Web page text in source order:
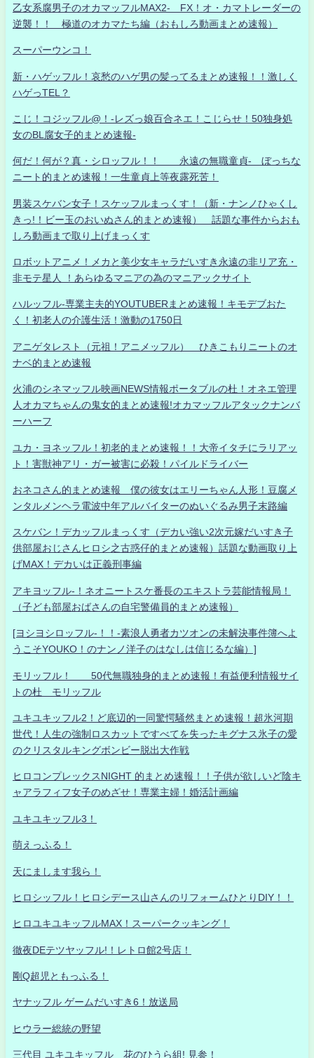
乙女系腐男子のオカマッフルMAX2- FX！オ・カマトレーダーの
逆襲！！ 極道のオカマたち編（おもしろ動画まとめ速報）
スーパーウンコ！
新・ハゲッフル！哀愁のハゲ男の髪ってるまとめ速報！！激しく
ハゲっTEL？
こじ！コジッフル@！-レズっ娘百合ネエ！こじらせ！50独身処
女のBL腐女子的まとめ速報-
何だ！何が？真・シロッフル！！ 永遠の無職童貞- ぼっちな
ニート的まとめ速報！一生童貞上等夜露死苦！
男装スケバン女子！スケッフルまっくす！（新・ナンノひゃくし
きっ!！ビー玉のおいぬさん的まとめ速報） 話題な事件からおも
しろ動画まで取り上げまっくす
ロボットアニメ！メカと美少女キャラだいすき永遠の非リア充・
非モテ星人 ！あらゆるマニアの為のマニアックサイト
ハルッフル-専業主夫的YOUTUBERまとめ速報！キモデブおた
く！初老人の介護生活！激動の1750日
アニゲタレスト（元祖！アニメッフル） ひきこもりニートのオ
ナベ的まとめ速報
火浦のシネマッフル映画NEWS情報ポータブルの杜！オネエ管理
人オカマちゃんの鬼女的まとめ速報!オカマッフルアタックナンバ
ーハーフ
ユカ・ヨネッフル！初老的まとめ速報！！大帝イタチにラリアッ
ト！害獣神アリ・ガー被害に必殺！パイルドライバー
おネコさん的まとめ速報 僕の彼女はエリーちゃん人形！豆腐メ
ンタルメンヘラ電波中年アルバイターのぬいぐるみ男子末路編
スケバン！デカッフルまっくす（デカい強い2次元嫁だいすき子
供部屋おじさんヒロシ之古惑仔的まとめ速報）話題な動画取り上
げMAX！デカいは正義刑事編
アキヨッフル-！ネオニートスケ番長のエキストラ芸能情報局！
（子ども部屋おばさんの自宅警備員的まとめ速報）
[ヨシヨシロッフル-！！-素浪人勇者カツオンの未解決事件簿へよ
うこそYOUKO！のナンノ洋子のはなしは信じるな編）]
モリッフル！ 50代無職独身的まとめ速報！有益便利情報サイ
トの杜 モリッフル
ユキユキッフル2！ど底辺的一同驚愕騒然まとめ速報！超氷河期
世代！人生の強制ロスカットですべてを失ったキグナス氷子の愛
のクリスタルキングボンビー脱出大作戦
ヒロコンプレックスNIGHT 的まとめ速報！！子供が欲しいど陰キ
ャアラフィフ女子のめざせ！専業主婦！婚活計画編
ユキユキッフル3！
萌えっふる！
天にまします我ら！
ヒロシッフル！ヒロシデース山さんのリフォームひとりDIY！！
ヒロユキユキッフルMAX！スーパークッキング！
徹夜DEテツヤッフル!！レトロ館2号店！
剛Q超児ともっふる！
ヤナッフル ゲームだいすき6！放送局
ヒウラー総統の野望
三代目 ユキユキッフル 花のひうら組! 見参！